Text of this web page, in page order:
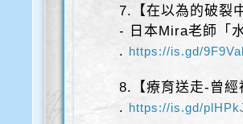
7.【在以為的破裂
- 日本Mira老師「
. https://is.gd/
8.【療育送走-曾
. https://is.gd/